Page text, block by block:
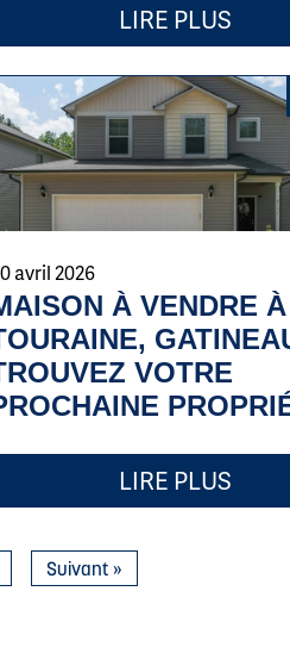
LIRE PLUS
avril 2026
À VENDRE À
VOTRE
LIRE PLUS
Suivant »